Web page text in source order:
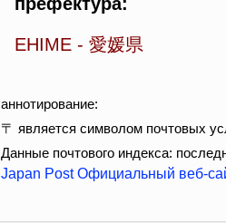
EHIME - 愛媛県
аннотирование:
〒 является символом почтовых
Данные почтового индекса:
Japan Post Официальный веб-